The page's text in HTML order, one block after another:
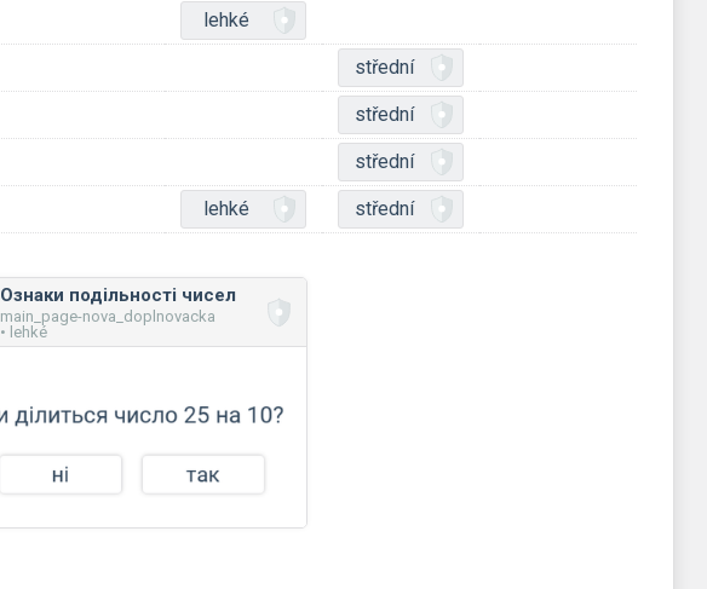
lehké
střední
střední
střední
lehké střední
Ознаки подільності чисел
main_page-nova_doplnovacka
• lehké